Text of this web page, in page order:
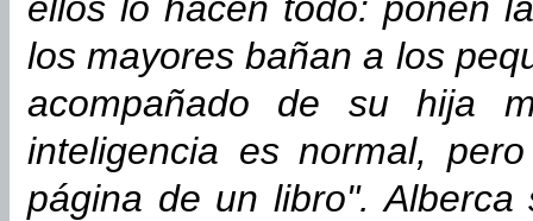
los mayores bañan a los
acompañado de su hija
inteligencia es normal,
página de un libro".